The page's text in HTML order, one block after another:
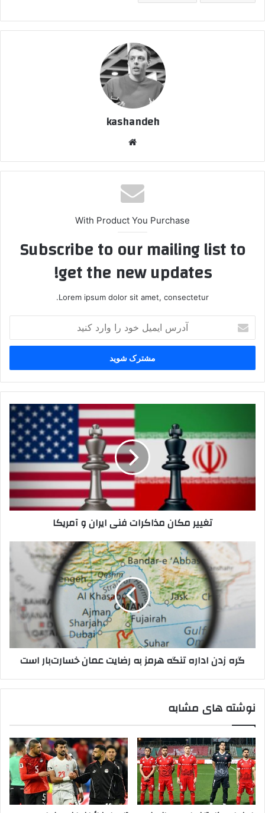
kashandeh
With Product You Purchase
Subscribe to our mailing list to
get the new updates!
Lorem ipsum dolor sit amet, consectetur.
ایمیل
خود
وارد
کنید
مذاکرات
آمریکا
تغییر مکان مذاکرات فنی ایران و آمریکا
زدن
اداره
خسارت‌بار
استگره زدن اداره تنگه هرمز به رضایت عمان خسارت‌بار است
نوشته های مشابه